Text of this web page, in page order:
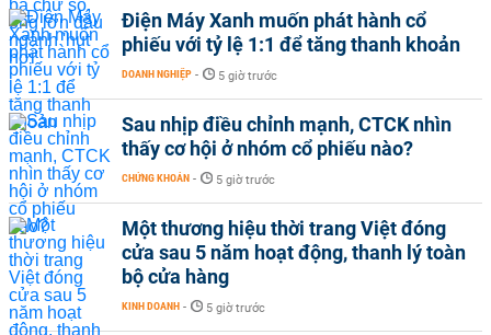
Điện Máy Xanh muốn phát hành cổ
phiếu với tỷ lệ 1:1 để tăng thanh khoản
DOANH NGHIỆP - 5 giờ trước
Sau nhịp điều chỉnh mạnh, CTCK nhìn
thấy cơ hội ở nhóm cổ phiếu nào?
CHỨNG KHOÁN - 5 giờ trước
Một thương hiệu thời trang Việt đóng
cửa sau 5 năm hoạt động, thanh lý toàn
bộ cửa hàng
KINH DOANH - 5 giờ trước